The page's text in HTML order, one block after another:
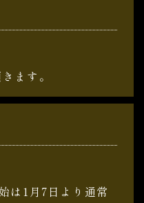
ます。
は1月7日より通常